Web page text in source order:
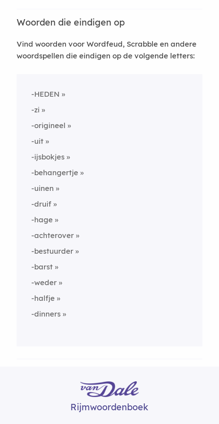
Woorden die eindigen op
Vind woorden voor Wordfeud, Scrabble en andere
woordspellen die eindigen op de volgende letters:
-HEDEN
-zi
-origineel
-uit
-ijsbokjes
-behangertje
-uinen
-druif
-hage
-achterover
-bestuurder
-barst
-weder
-halfje
-dinners
Rijmwoordenboek